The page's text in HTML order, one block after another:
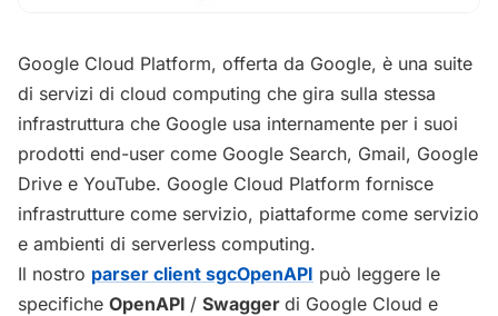
Google Cloud Platform, offerta da Google, è una suite
di servizi di cloud computing che gira sulla stessa
infrastruttura che Google usa internamente per i suoi
prodotti end-user come Google Search, Gmail, Google
Drive e YouTube. Google Cloud Platform fornisce
infrastrutture come servizio, piattaforme come servizio
e ambienti di serverless computing.
Il nostro parser client sgcOpenAPI può leggere le
specifiche OpenAPI / Swagger di Google Cloud e